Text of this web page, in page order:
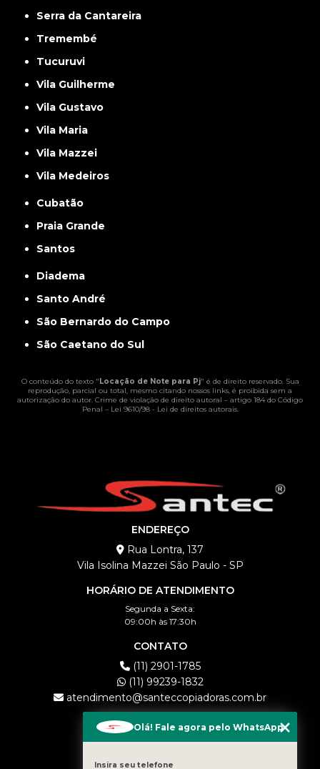
Serra da Cantareira
Tremembé
Tucuruvi
Vila Guilherme
Vila Gustavo
Vila Maria
Vila Mazzei
Vila Medeiros
Cubatão
Praia Grande
Santos
Diadema
Santo André
São Bernardo do Campo
São Caetano do Sul
O conteúdo do texto "Locação de Note para Pj" é de direito reservado. Sua
reprodução, parcial ou total, mesmo citando nossos links, é proibida sem a
autorização do autor. Crime de violação de direito autoral – artigo 184 do Código
Penal – Lei 9610/98 - Lei de direitos autorais.
ENDEREÇO
Rua Lontra, 137
Vila Isolina Mazzei São Paulo - SP
HORÁRIO DE ATENDIMENTO
Segunda a Sexta:
09:00h às 17:30h
CONTATO
(11) 2901-1785
(11) 99239-1832
atendimento@santeccopiadoras.com.br
MENU
HOME
Olá! Fale agora pelo WhatsApp
Insira seu telefone